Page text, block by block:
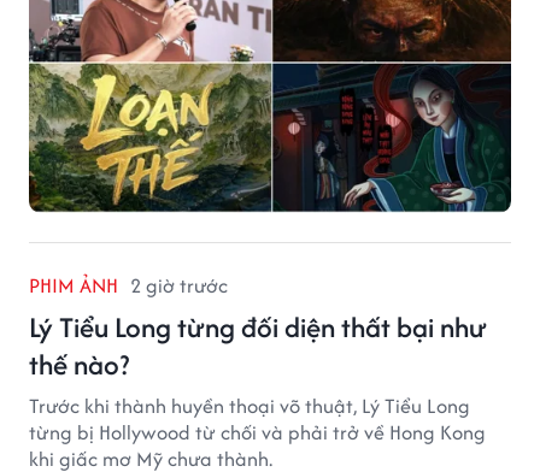
PHIM ẢNH 2 giờ trước
Lý Tiểu Long từng đối diện thất bại như
thế nào?
Trước khi thành huyền thoại võ thuật, Lý Tiểu Long
từng bị Hollywood từ chối và phải trở về Hong Kong
khi giấc mơ Mỹ chưa thành.